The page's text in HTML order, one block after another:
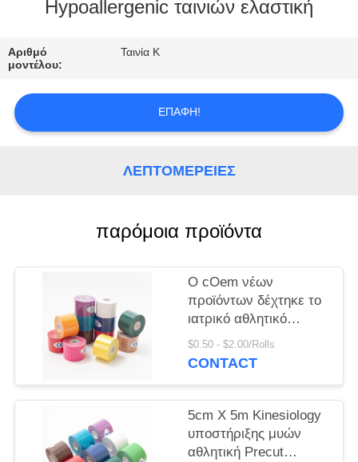
ΈΛΕΓΧΟΣ
ΜΑΣ
ΣΕ
ΕΠΑΦΉ
ΑΠΌΣΠΑΣΜΑ
SITEMAP
PRIVACY
POLICY
Hypoallergenic ταινιών ελαστική
Αριθμό
μοντέλου:
Ταινία Κ
ΕΠΑΦΉ!
ΛΕΠΤΟΜΈΡΕΙΕΣ
παρόμοια προϊόντα
Ο cOem νέων
προϊόντων δέχτηκε το
ιατρικό αθλητικό
Kinesiology αδιάβροχο
βαμβάκι ταινιών
$0.50 - $2.00/Rolls
CONTACT
5cm X 5m Kinesiology
υποστήριξης μυών
αθλητική Precut